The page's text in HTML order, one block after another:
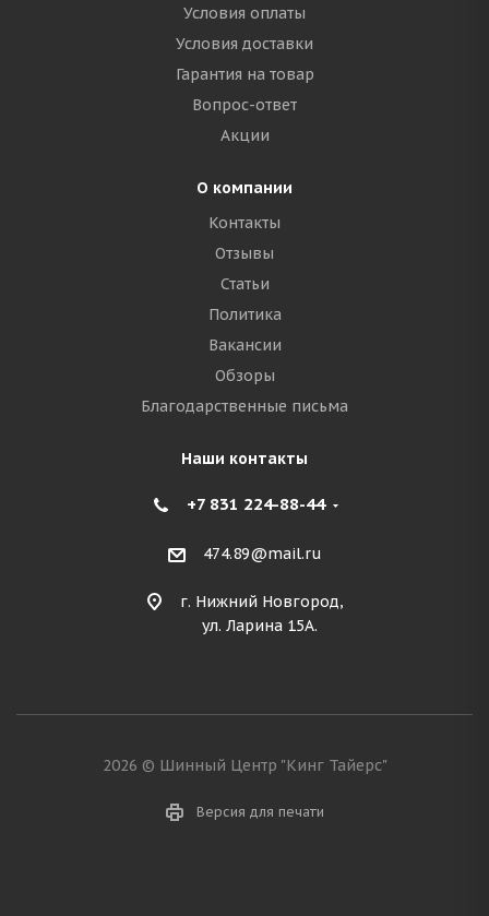
Условия оплаты
Условия доставки
Гарантия на товар
Вопрос-ответ
Акции
О компании
Контакты
Отзывы
Статьи
Политика
Вакансии
Обзоры
Благодарственные письма
Наши контакты
+7 831 224-88-44
474.89@mail.ru
г. Нижний Новгород,
ул. Ларина 15А.
2026 © Шинный Центр "Кинг Тайерс"
Версия для печати